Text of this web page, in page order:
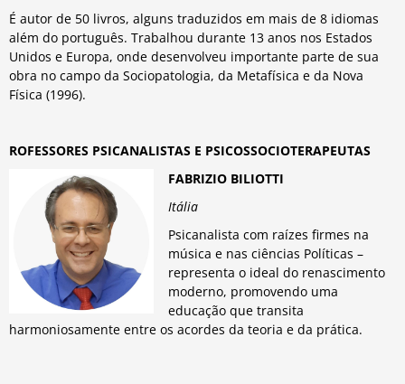
É autor de 50 livros, alguns traduzidos em mais de 8 idiomas
além do português. Trabalhou durante 13 anos nos Estados
Unidos e Europa, onde desenvolveu importante parte de sua
obra no campo da Sociopatologia, da Metafísica e da Nova
Física (1996).
ROFESSORES PSICANALISTAS E PSICOSSOCIOTERAPEUTAS
FABRIZIO BILIOTTI
Itália
Psicanalista com raízes firmes na
música e nas ciências Políticas –
representa o ideal do renascimento
moderno, promovendo uma
educação que transita
harmoniosamente entre os acordes da teoria e da prática.